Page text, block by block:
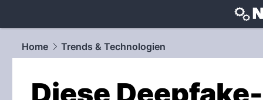
Home
Trends & Technologien